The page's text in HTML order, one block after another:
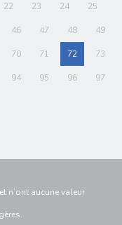
22 23 24 25
46 47 48 49
70 71 72 73
94 95 96 97
n’ont aucune valeur